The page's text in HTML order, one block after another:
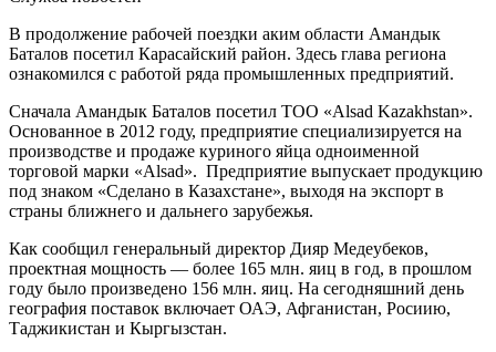
В продолжение рабочей поездки аким области Амандык
Баталов посетил Карасайский район. Здесь глава региона
ознакомился с работой ряда промышленных предприятий.
Сначала Амандык Баталов посетил ТОО «Alsad Kazakhstan».
Основанное в 2012 году, предприятие специализируется на
производстве и продаже куриного яйца одноименной
торговой марки «Alsad». Предприятие выпускает продукцию
под знаком «Сделано в Казахстане», выходя на экспорт в
страны ближнего и дальнего зарубежья.
Как сообщил генеральный директор Дияр Медеубеков,
проектная мощность — более 165 млн. яиц в год, в прошлом
году было произведено 156 млн. яиц. На сегодняшний день
география поставок включает ОАЭ, Афганистан, Росиию,
Таджикистан и Кыргызстан.